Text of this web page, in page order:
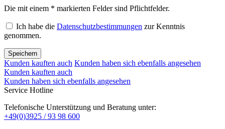
Die mit einem * markierten Felder sind Pflichtfelder.
Ich habe die Datenschutzbestimmungen zur Kenntnis
genommen.
Speichern
Kunden kauften auch Kunden haben sich ebenfalls angesehen
Kunden kauften auch
Kunden haben sich ebenfalls angesehen
Service Hotline
Telefonische Unterstützung und Beratung unter:
+49(0)3925 / 93 98 600